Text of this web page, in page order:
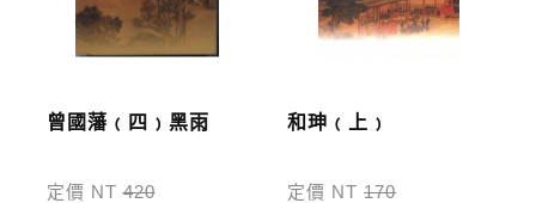
曾國藩﹙四﹚黑雨
定價 NT420
和珅﹙上﹚
定價 NT170